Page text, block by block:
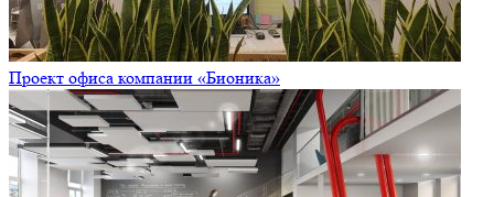
Проект офиса компании «Бионика»